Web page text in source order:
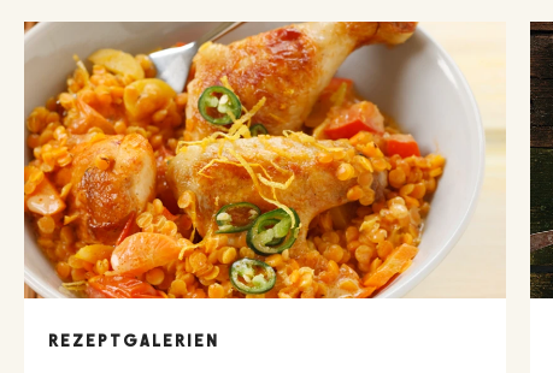
REZEPTGALERIEN